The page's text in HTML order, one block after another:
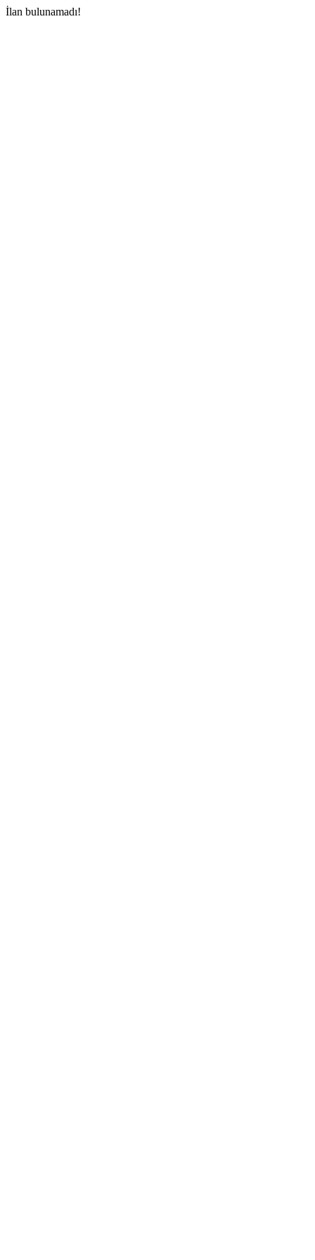
İlan bulunamadı!